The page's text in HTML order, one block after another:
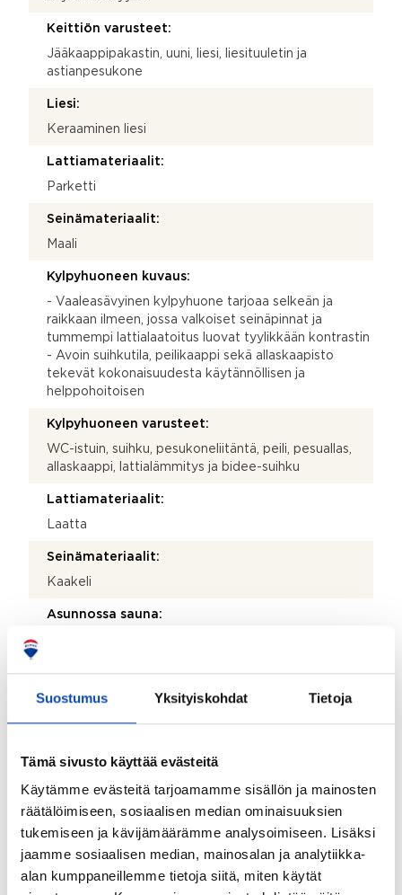
Suostumus Yksityiskohdat Tietoja
Tämä sivusto käyttää evästeitä
Käytämme evästeitä tarjoamamme sisällön ja mainosten
räätälöimiseen, sosiaalisen median ominaisuuksien
tukemiseen ja kävijämäärämme analysoimiseen. Lisäksi
jaamme sosiaalisen median, mainosalan ja analytiikka-
alan kumppaneillemme tietoja siitä, miten käytät
Keittiön varusteet:
Jääkaappipakastin, uuni, liesi, liesituuletin ja
astianpesukone
Liesi:
Keraaminen liesi
Lattiamateriaalit:
Parketti
Seinämateriaalit:
Maali
Kylpyhuoneen kuvaus:
- Vaaleasävyinen kylpyhuone tarjoaa selkeän ja
raikkaan ilmeen, jossa valkoiset seinäpinnat ja
tummempi lattialaatoitus luovat tyylikkään kontrastin
- Avoin suihkutila, peilikaappi sekä allaskaapisto
tekevät kokonaisuudesta käytännöllisen ja
helppohoitoisen
Kylpyhuoneen varusteet:
WC-istuin, suihku, pesukoneliitäntä, peili, pesuallas,
allaskaappi, lattialämmitys ja bidee-suihku
Lattiamateriaalit:
Laatta
Seinämateriaalit:
Kaakeli
Asunnossa sauna:
Olohuoneen lisätiedot:
- Suuret ikkunat tuovat olohuoneeseen runsaasti
muodostavat yhtenäisen kokonaisuuden, jossa tilan
tuntu jatkuu ikkunoiden kautta ulos
Lattiamateriaalit:
Seinämateriaalit: